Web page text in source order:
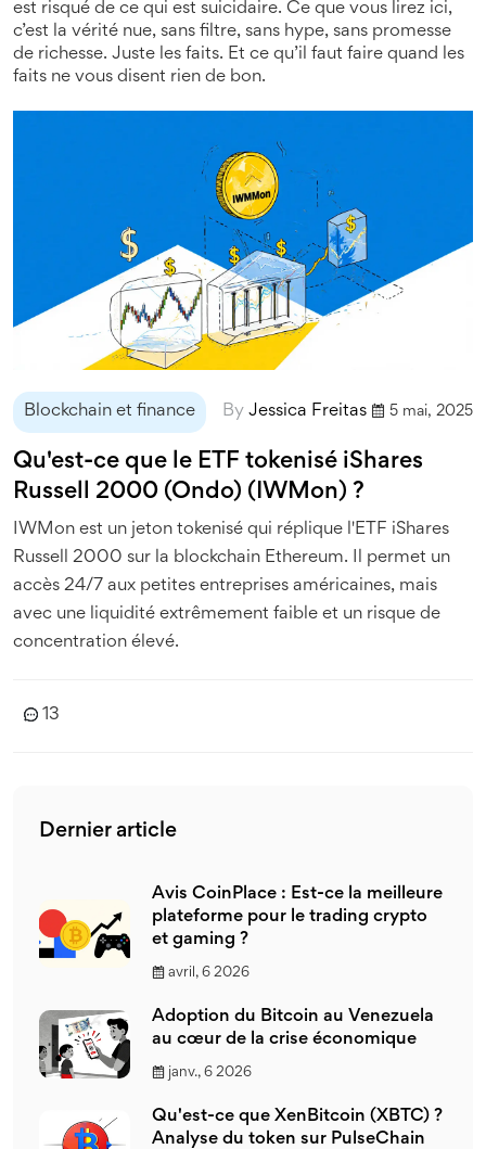
est risqué de ce qui est suicidaire. Ce que vous lirez ici,
c’est la vérité nue, sans filtre, sans hype, sans promesse
de richesse. Juste les faits. Et ce qu’il faut faire quand les
faits ne vous disent rien de bon.
Blockchain et finance By Jessica Freitas 5 mai, 2025
Qu'est-ce que le ETF tokenisé iShares
Russell 2000 (Ondo) (IWMon) ?
IWMon est un jeton tokenisé qui réplique l'ETF iShares
Russell 2000 sur la blockchain Ethereum. Il permet un
accès 24/7 aux petites entreprises américaines, mais
avec une liquidité extrêmement faible et un risque de
concentration élevé.
13
Dernier article
Avis CoinPlace : Est-ce la meilleure
plateforme pour le trading crypto
et gaming ?
avril, 6 2026
Adoption du Bitcoin au Venezuela
au cœur de la crise économique
janv., 6 2026
Qu'est-ce que XenBitcoin (XBTC) ?
Analyse du token sur PulseChain